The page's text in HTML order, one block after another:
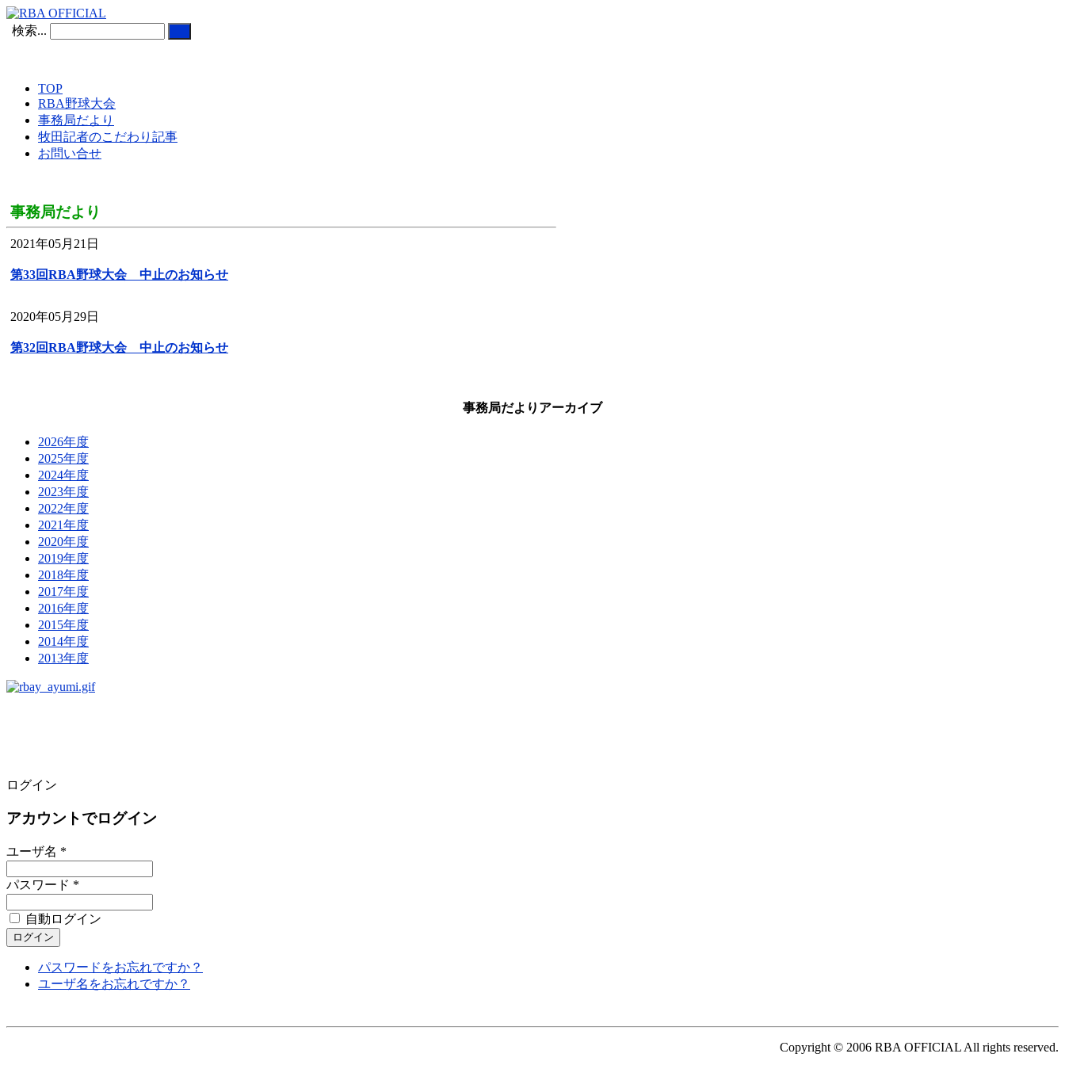
検索...
TOP
RBA野球大会
事務局だより
牧田記者のこだわり記事
お問い合せ
事務局だより
2021年05月21日
第33回RBA野球大会 中止のお知らせ
2020年05月29日
第32回RBA野球大会 中止のお知らせ
事務局だよりアーカイブ
2026年度
2025年度
2024年度
2023年度
2022年度
2021年度
2020年度
2019年度
2018年度
2017年度
2016年度
2015年度
2014年度
2013年度
ログイン
アカウントでログイン
ユーザ名 *
パスワード *
自動ログイン
パスワードをお忘れですか？
ユーザ名をお忘れですか？
Copyright © 2006 RBA OFFICIAL All rights reserved.